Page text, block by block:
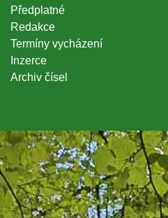
Předplatné
Redakce
Termíny vycházení
Inzerce
Archiv čísel